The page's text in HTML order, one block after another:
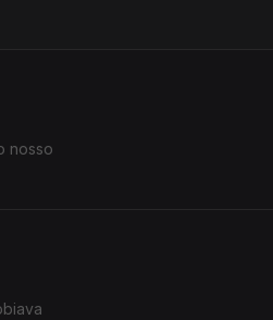
nosso